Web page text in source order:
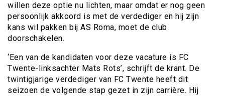
willen deze optie nu lichten, maar omdat er nog geen
persoonlijk akkoord is met de verdediger en hij zijn
kans wil pakken bij AS Roma, moet de club
doorschakelen.
‘Een van de kandidaten voor deze vacature is FC
Twente-linksachter Mats Rots’, schrijft de krant. De
twintigjarige verdediger van FC Twente heeft dit
seizoen de volgende stap gezet in zijn carrière. Hij